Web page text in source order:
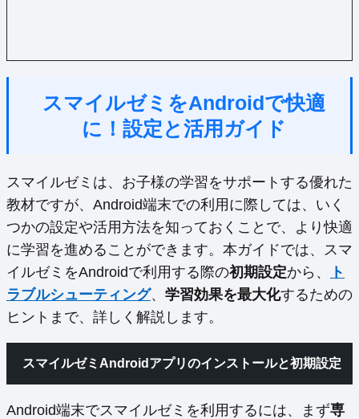
スマイルゼミをAndroidで快適
に！設定と活用ガイド
スマイルゼミは、お子様の学習をサポートする優れた
教材ですが、Android端末での利用に際しては、いく
つかの設定や活用方法を知っておくことで、より快適
に学習を進めることができます。本ガイドでは、スマ
イルゼミをAndroidで利用する際の初期設定から、
ト
ラブルシューティング、 学習効果を最大化するための
ヒントまで、詳しく解説します。
スマイルゼミAndroidアプリのインストールと初期設定
Android端末でスマイルゼミを利用するには、まず専